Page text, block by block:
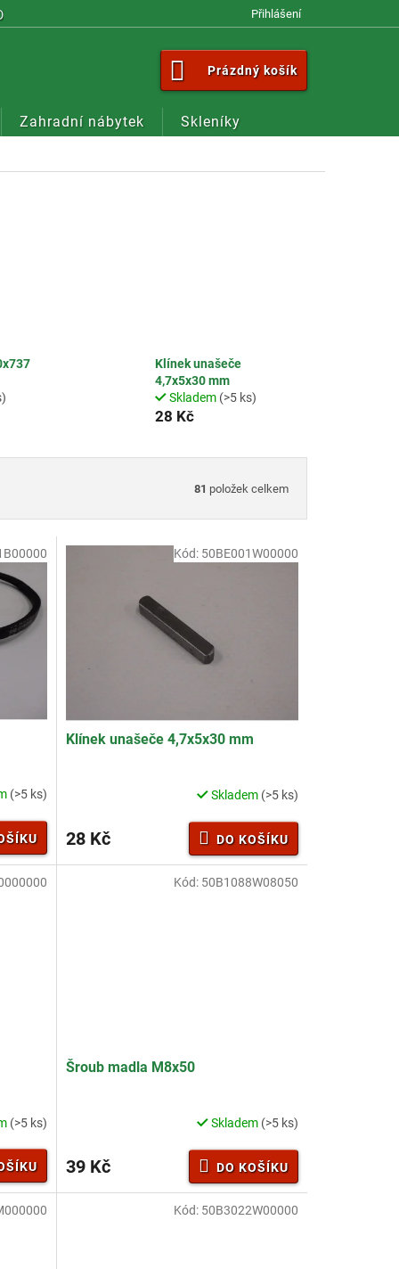
Přihlášení
NÁKUPNÍ
KOŠÍK
Prázdný košík
Zahradní nábytek Skleníky
Klínek unašeče
4,7x5x30 mm
Skladem (>5 ks)
28 Kč
81 položek celkem
(>5 ks)
Klínek unašeče 4,7x5x30 mm
Skladem (>5 ks)
28 Kč DO KOŠÍKU
Kód: 50BE001W00000
(>5 ks)
Šroub madla M8x50
Skladem (>5 ks)
39 Kč DO KOŠÍKU
Kód: 50B1088W08050
Kód: 50B3022W00000